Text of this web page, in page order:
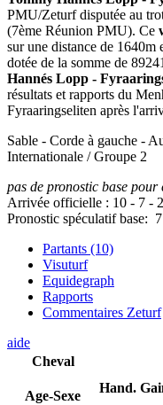
PMU/Zeturf disputée au
(7ème Réunion PMU). Ce
sur une distance de 1640m
dotée de la somme de
Hannés Lopp -
résultats et rapports du
Fyraaringseliten après
Sable - Corde à gauche -
Internationale / Groupe 2
pas de pronostic base pour
Arrivée officielle : 10 - 7 - 2
Pronostic spéculatif base: 7
Partants (10)
Visuturf
Equidegraph
Rapports
Commentaires Zeturf
aide
Cheval
Age-Sexe
Hand.